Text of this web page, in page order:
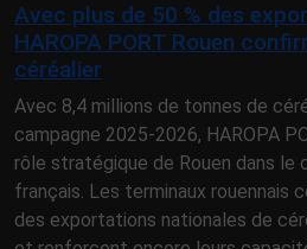
Avec plus de 50 % des
HAROPA PORT Rouen
céréalier
Avec 8,4 millions de tonnes de
campagne 2025-2026, HAROPA
rôle stratégique de Rouen dans le
français. Les terminaux rouennais
des exportations nationales de